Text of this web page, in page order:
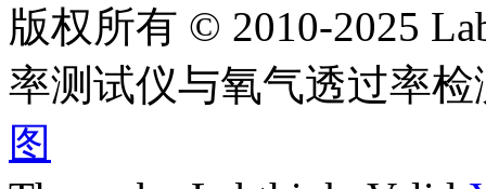
版权所有 © 2010-2025
率测试仪与氧气透过率
图